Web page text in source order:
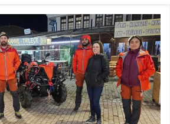
ИСТОРИЈАТ НА ЦКРМ